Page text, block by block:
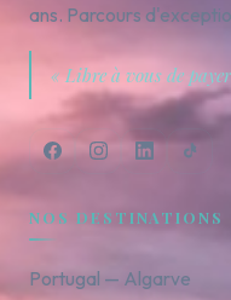
ans. Parcours
« Libre à vous de
NOS DESTINATIONS
Portugal — Algarve